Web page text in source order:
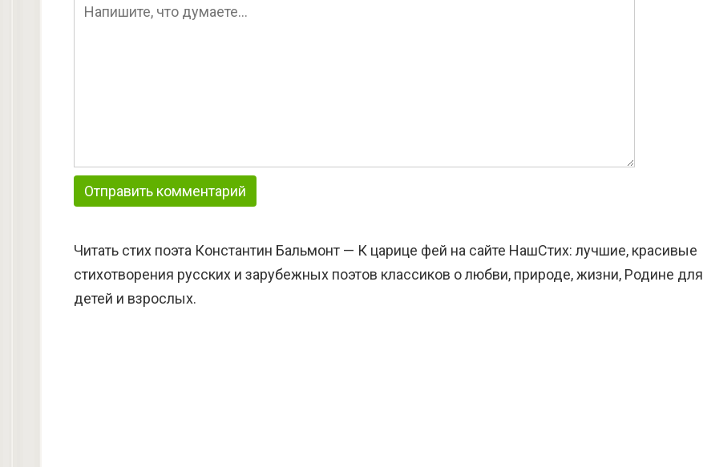
Читать стих поэта Константин Бальмонт — К царице фей на сайте НашСтих: лучшие, красивые
стихотворения русских и зарубежных поэтов классиков о любви, природе, жизни, Родине для
детей и взрослых.